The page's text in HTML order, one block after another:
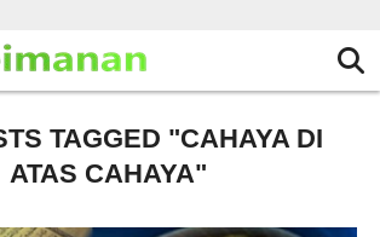
TAGGED "CAHAYA DI
ATAS CAHAYA"